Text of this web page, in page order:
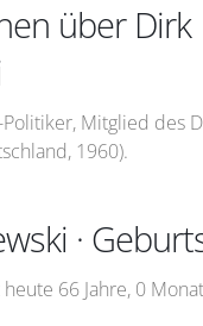
über Dirk
Politiker, Mitglied des
1960).
·
66 Jahre, 0